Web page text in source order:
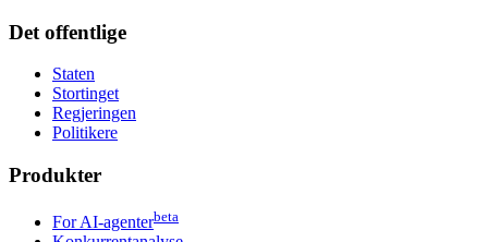
Det offentlige
Staten
Stortinget
Regjeringen
Politikere
Produkter
For AI-agenterbeta